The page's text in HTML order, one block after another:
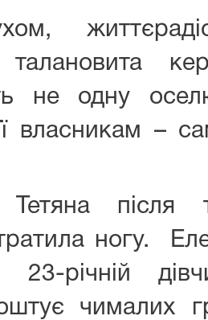
талановита
не одну
власникам –
Тетяна після
ногу.
23-річній
чималих